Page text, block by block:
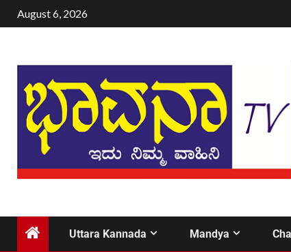
August 6, 2026
Uttara Kannada Mandya